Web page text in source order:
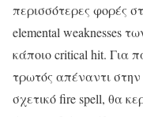
περισσότερες φορές
elemental weaknesses
κάποιο critical hit. Για
τρωτός απέναντι στην
σχετικό fire spell, θα